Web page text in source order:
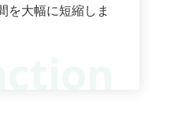
を大幅に短縮しま